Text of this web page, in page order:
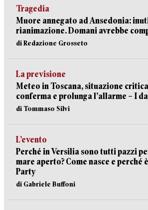
Tragedia
Muore annegato ad Ansedonia:
rianimazione. Domani avrebbe
di Redazione Grosseto
La previsione
Meteo in Toscana, situazione
conferma e prolunga l’allarme – I
di Tommaso Silvi
L’evento
Perché in Versilia sono tutti pazzi
mare aperto? Come nasce e perché
Party
di Gabriele Buffoni